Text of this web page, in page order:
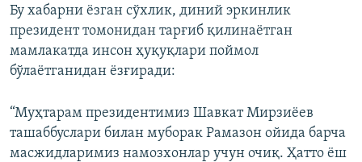
Бу хабарни ёзган сўхлик, диний эркинлик
президент томонидан тарғиб қилинаётган
мамлакатда инсон ҳуқуқлари поймол
бўлаётганидан ёзғиради:
“Муҳтарам президентимиз Шавкат Мирзиёев
ташаббуслари билан муборак Рамазон ойида барча
масжидларимиз намозхонлар учун очиқ. Ҳатто ёш